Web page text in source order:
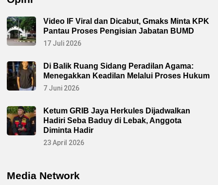
Video IF Viral dan Dicabut, Gmaks Minta KPK
Pantau Proses Pengisian Jabatan BUMD
17 Juli 2026
Di Balik Ruang Sidang Peradilan Agama:
Menegakkan Keadilan Melalui Proses Hukum
7 Juni 2026
Ketum GRIB Jaya Herkules Dijadwalkan
Hadiri Seba Baduy di Lebak, Anggota
Diminta Hadir
23 April 2026
Media Network